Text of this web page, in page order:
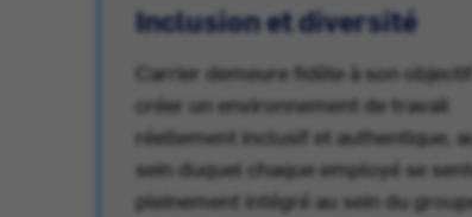
Inclusion et diversité
Carrier demeure fidèle à son
créer un environnement de travail
réellement inclusif et authentique,
sein duquel chaque employé se
pleinement intégré au sein du